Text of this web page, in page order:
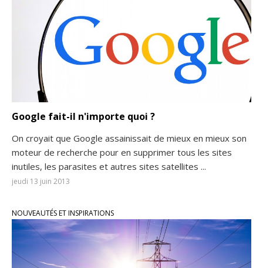
Google fait-il n'importe quoi ?
On croyait que Google assainissait de mieux en mieux son
moteur de recherche pour en supprimer tous les sites
inutiles, les parasites et autres sites satellites ...
jeudi 13 juin 2013
NOUVEAUTÉS ET INSPIRATIONS